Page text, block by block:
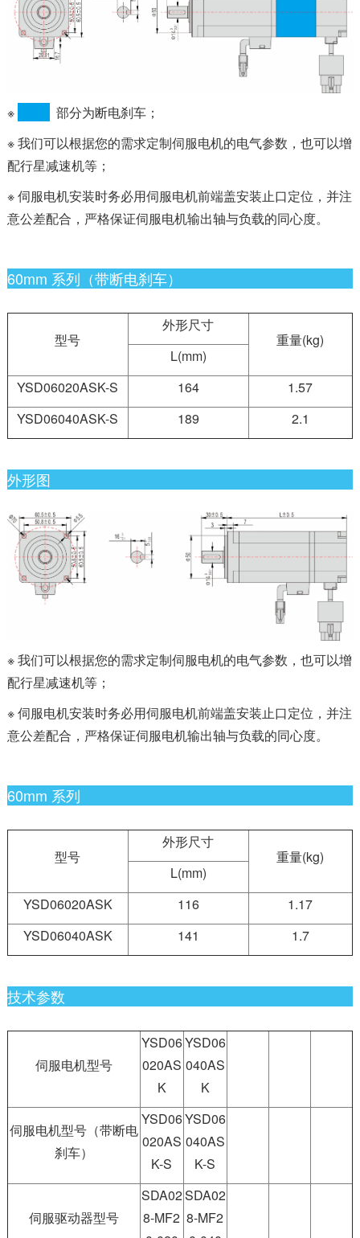
※
部分为断电刹车；
※ 我们可以根据您的需求定制伺服电机的电气参数，也可以增
配行星减速机等；
※ 伺服电机安装时务必用伺服电机前端盖安装止口定位，并注
意公差配合，严格保证伺服电机输出轴与负载的同心度。
60mm 系列（带断电刹车）
型号
外形尺寸
重量(kg)
L(mm)
YSD06020ASK-S
164
1.57
YSD06040ASK-S
189 2.1
外形图
※ 我们可以根据您的需求定制伺服电机的电气参数，也可以增
配行星减速机等；
※ 伺服电机安装时务必用伺服电机前端盖安装止口定位，并注
意公差配合，严格保证伺服电机输出轴与负载的同心度。
60mm 系列
型号
外形尺寸
重量(kg)
L(mm)
YSD06020ASK
116
1.17
YSD06040ASK
141 1.7
技术参数
伺服电机型号
YSD06
020AS
K
YSD06
040AS
K
伺服电机型号（带断电
刹车）
YSD06
020AS
K-S
YSD06
040AS
K-S
伺服驱动器型号
SDA02
8-MF2
SDA02
8-MF2